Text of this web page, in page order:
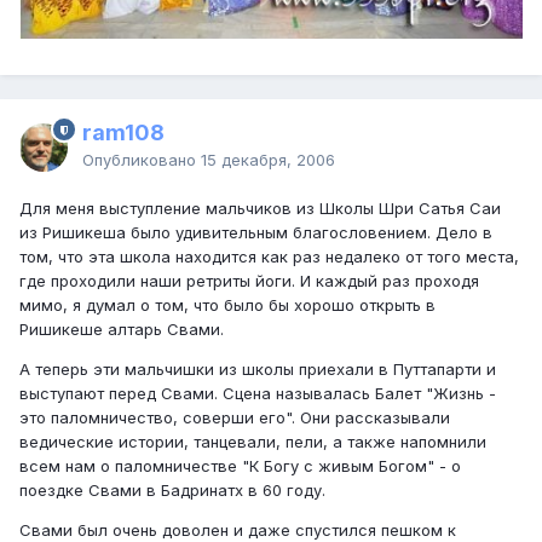
ram108
Опубликовано 15 декабря, 2006
Для меня выступление мальчиков из Школы Шри Сатья Саи
из Ришикеша было удивительным благословением. Дело в
том, что эта школа находится как раз недалеко от того места,
где проходили наши ретриты йоги. И каждый раз проходя
мимо, я думал о том, что было бы хорошо открыть в
Ришикеше алтарь Свами.
А теперь эти мальчишки из школы приехали в Путтапарти и
выступают перед Свами. Сцена называлась Балет "Жизнь -
это паломничество, соверши его". Они рассказывали
ведические истории, танцевали, пели, а также напомнили
всем нам о паломничестве "К Богу с живым Богом" - о
поездке Свами в Бадринатх в 60 году.
Свами был очень доволен и даже спустился пешком к